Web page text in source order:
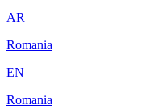
AR
Romania
EN
Romania